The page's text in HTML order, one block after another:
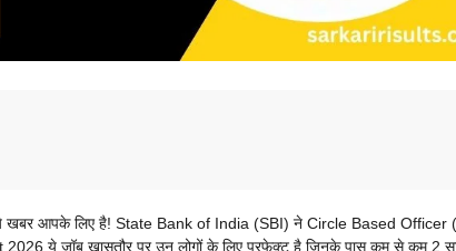
ये खबर आपके लिए है! State Bank of India (SBI) ने Circle Based Officer
ये जॉब खासतौर पर उन लोगों के लिए परफेक्ट है जिनके पास कम से कम 2